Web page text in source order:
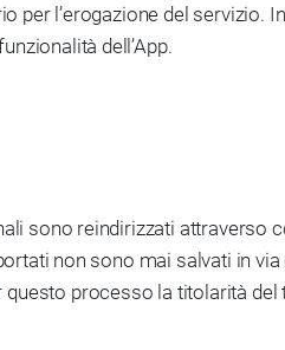
l’erogazione del servizio.
dell’App.
sono reindirizzati
non sono mai salvati in via
processo la titolarità del